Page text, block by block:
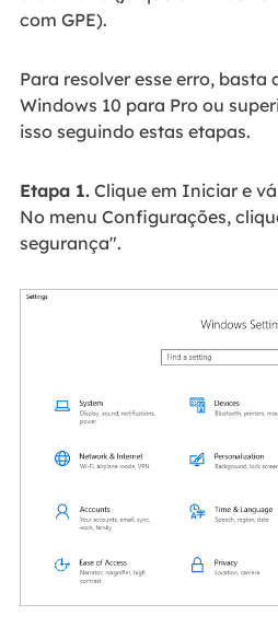
com GPE).
Para resolver esse erro,
Windows 10 para Pro ou
isso seguindo estas etapas.
Etapa 1.Clique em Iniciar e
No menu Configurações,
segurança".